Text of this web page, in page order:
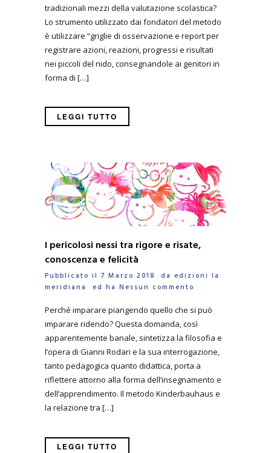
tradizionali mezzi della valutazione scolastica?
Lo strumento utilizzato dai fondatori del metodo
è utilizzare “griglie di osservazione e report per
registrare azioni, reazioni, progressi e risultati
nei piccoli del nido, consegnandole ai genitori in
forma di […]
LEGGI TUTTO
I pericolosi nessi tra rigore e risate,
conoscenza e felicità
Pubblicato il 7 Marzo 2018 da edizioni la
meridiana
ed ha Nessun commento
Perché imparare piangendo quello che si può
imparare ridendo? Questa domanda, così
apparentemente banale, sintetizza la filosofia e
l’opera di Gianni Rodari e la sua interrogazione,
tanto pedagogica quanto didattica, porta a
riflettere attorno alla forma dell’insegnamento e
dell’apprendimento. Il metodo Kinderbauhaus e
la relazione tra […]
LEGGI TUTTO